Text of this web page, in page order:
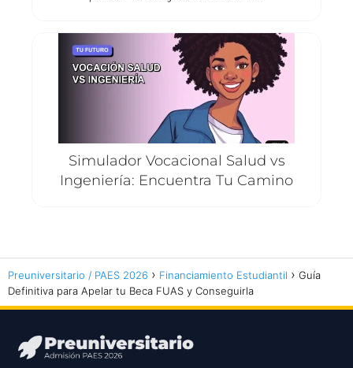
Simulador Vocacional Salud vs
Ingeniería: Encuentra Tu Camino
Preuniversitario / PAES 2026 Financiamiento Estudiantil
Guía
Definitiva para Apelar tu Beca FUAS y Conseguirla